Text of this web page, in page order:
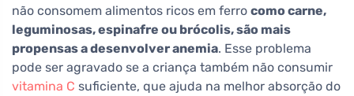
não consomem alimentos ricos em ferro como carne,
leguminosas, espinafre ou brócolis, são mais
propensas a desenvolver anemia. Esse problema
pode ser agravado se a criança também não consumir
vitamina C suficiente, que ajuda na melhor absorção do